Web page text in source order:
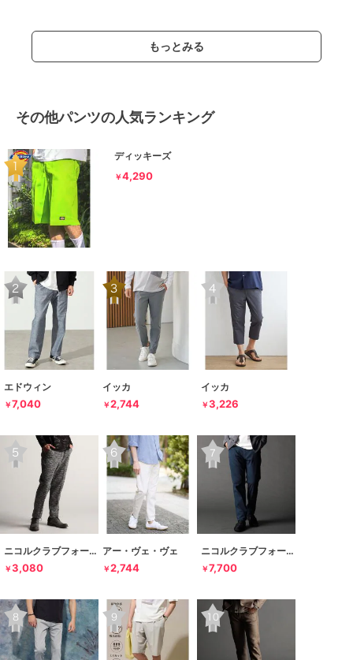
もっとみる
その他パンツの人気ランキング
ディッキーズ
￥4,290
エドウィン
￥7,040
イッカ
￥2,744
イッカ
￥3,226
ニコルクラブフォーメン
￥3,080
アー・ヴェ・ヴェ
￥2,744
ニコルクラブフォーメン
￥7,700